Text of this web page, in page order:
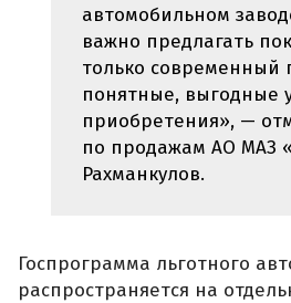
автомобильном
важно предлагать
только современный
понятные, выгодные
приобретения», —
по продажам АО МАЗ
Рахманкулов.
Госпрограмма льготного
распространяется на